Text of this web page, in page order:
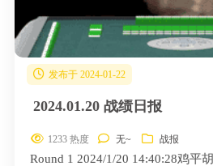
发布于 2024-01-22
2024.01.20 战绩日报
1233 热度 无~ 战报
Round 1 2024/1/20 14:40:28鸡平